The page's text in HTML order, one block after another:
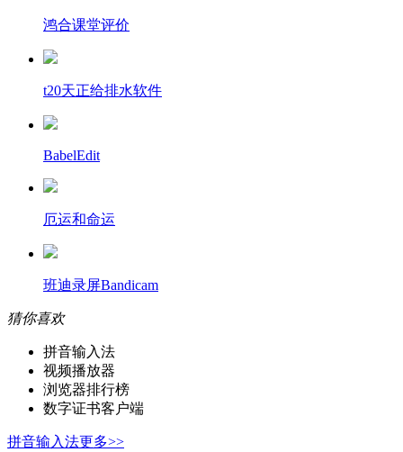
鸿合课堂评价
t20天正给排水软件
BabelEdit
厄运和命运
班迪录屏Bandicam
猜你喜欢
拼音输入法
视频播放器
浏览器排行榜
数字证书客户端
拼音输入法更多>>